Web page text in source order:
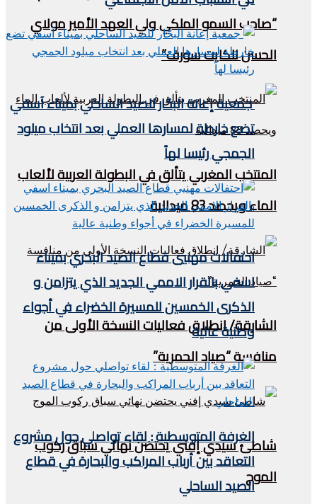
“صاحب السمو الملكي ولي العهد الأمير مولاي
الحسن للكايت سورف”
المنتخب المغربي يتألق في البطولة العربية لألعاب
الماء ويحصد 83 ميدالية
الشارقة/ انطلاق فعاليات النسخة الأولى من
منافسة “صياد الحمرية”
شاطئ سيدي إفني يحتضن نهائي سباق ركوب
الموج
جمعية إعانة البحّار للصيد الساحلي بميناء آسفي
تضع خارطة لمسارها العملي بعد انتخاب ميلود
الجمجي رئيسا لهاً
احتفالات مهنيي قطاع الصيد البحري بميناء
اسفي بالقرار الاممي الجديد الذي يتزامن و
الذكرى الخمسين للمسيرة الخضراء في أجواء
وطنية عالية
الغرفة المتوسطية : لقاء تواصلي حول مشروع
التعاقد بين أرباب المراكب والبحارة في قطاع
الصيد الساحلي